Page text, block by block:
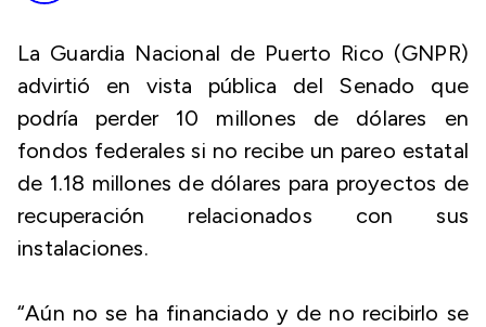
La Guardia Nacional de Puerto Rico (GNPR)
advirtió en vista pública del Senado que
podría perder 10 millones de dólares en
fondos federales si no recibe un pareo estatal
de 1.18 millones de dólares para proyectos de
recuperación relacionados con sus
instalaciones.
“Aún no se ha financiado y de no recibirlo se